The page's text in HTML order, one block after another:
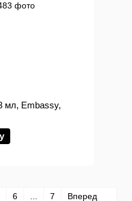
мл, Embassy,
6 7 Вперед